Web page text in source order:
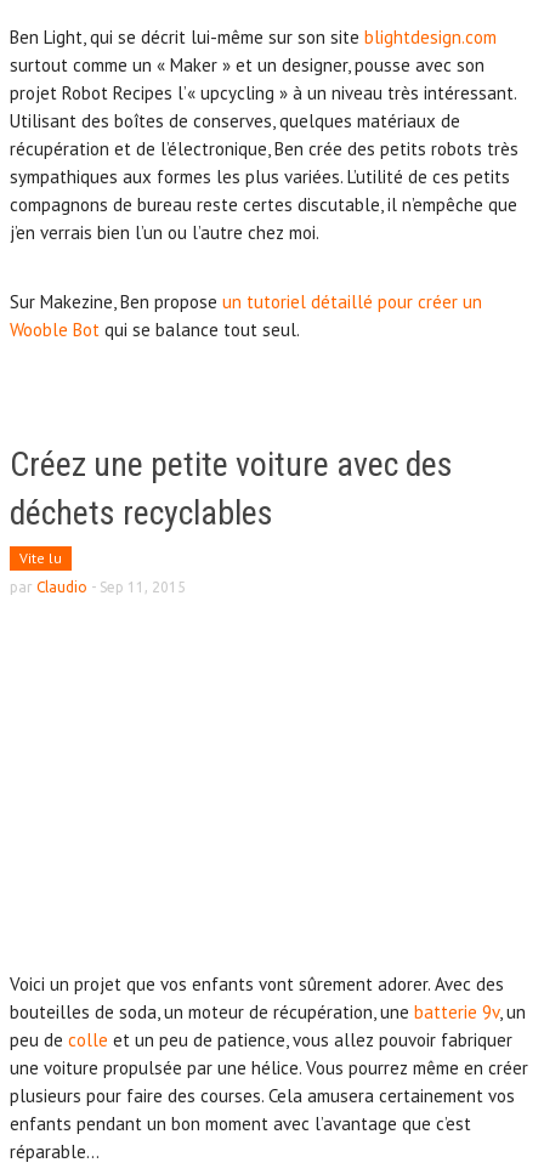
Ben Light, qui se décrit lui-même sur son site blightdesign.com
surtout comme un « Maker » et un designer, pousse avec son
projet Robot Recipes l’« upcycling » à un niveau très intéressant.
Utilisant des boîtes de conserves, quelques matériaux de
récupération et de l’électronique, Ben crée des petits robots très
sympathiques aux formes les plus variées. L’utilité de ces petits
compagnons de bureau reste certes discutable, il n’empêche que
j’en verrais bien l’un ou l’autre chez moi.
Sur Makezine, Ben propose un tutoriel détaillé pour créer un
Wooble Bot qui se balance tout seul.
Créez une petite voiture avec des
déchets recyclables
Vite lu
par Claudio - Sep 11, 2015
Voici un projet que vos enfants vont sûrement adorer. Avec des
bouteilles de soda, un moteur de récupération, une batterie 9v, un
peu de colle et un peu de patience, vous allez pouvoir fabriquer
une voiture propulsée par une hélice. Vous pourrez même en créer
plusieurs pour faire des courses. Cela amusera certainement vos
enfants pendant un bon moment avec l’avantage que c’est
réparable…